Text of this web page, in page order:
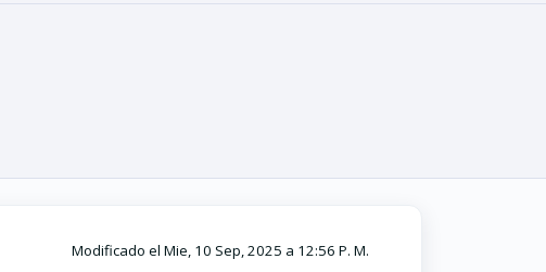
Modificado el Mie, 10 Sep, 2025 a 12:56 P. M.